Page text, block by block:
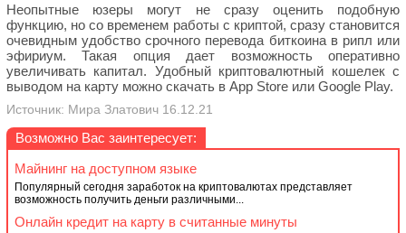
Неопытные юзеры могут не сразу оценить подобную
функцию, но со временем работы с криптой, сразу становится
очевидным удобство срочного перевода биткоина в рипл или
эфириум. Такая опция дает возможность оперативно
увеличивать капитал. Удобный криптовалютный кошелек с
выводом на карту можно скачать в App Store или Google Play.
Источник: Мира Златович 16.12.21
Возможно Вас заинтересует:
Майнинг на доступном языке
Популярный сегодня заработок на криптовалютах представляет
возможность получить деньги различными...
Онлайн кредит на карту в считанные минуты